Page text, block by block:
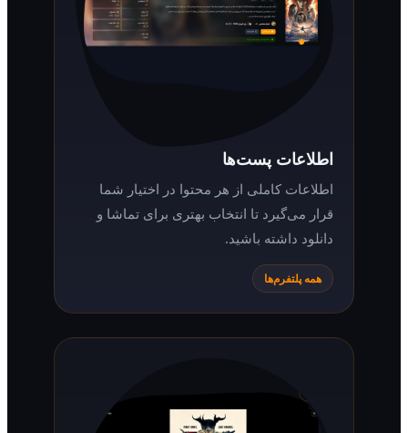
اطلاعات پست‌ها
اطلاعات کاملی از هر محتوا در اختیار شما
قرار می‌گیرد تا انتخاب بهتری برای تماشا و
دانلود داشته باشید.
همه پلتفرم‌ها